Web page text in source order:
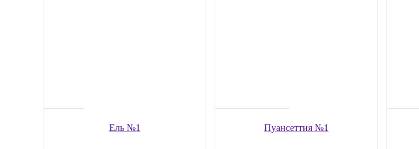
Ель №1 Пуансеттия №1